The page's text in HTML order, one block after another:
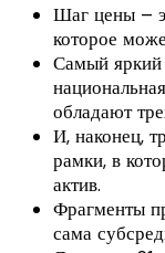
Шаг цены –
которое
Самый
обладают
И, наконец,
рамки, в
актив.
Фрагменты
сама